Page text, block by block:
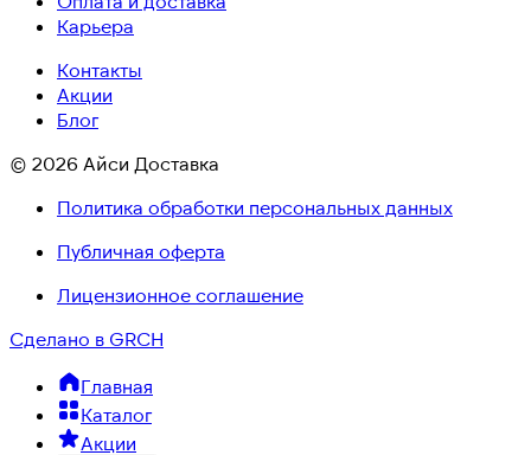
Карьера
Контакты
Акции
Блог
© 2026 Айси Доставка
Политика обработки персональных данных
Публичная оферта
Лицензионное соглашение
Сделано в GRCH
Главная
Каталог
Акции